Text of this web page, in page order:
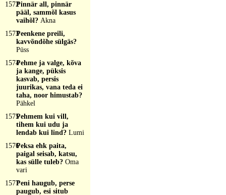
1572Pinnär all, pinnär
pääl, sammõl kasus
vaihõl? Akna
1573Peenkene preili,
kavvõndõhe sülgäs?
Püss
1574Pehme ja valge, kõva
ja kange, püksis
kasvab, persis
juurikas, vana teda ei
taha, noor himustab?
Pähkel
1575Pehmem kui vill,
tihem kui udu ja
lendab kui lind? Lumi
1576Peksa ehk paita,
paigal seisab, katsu,
kas sülle tuleb? Oma
vari
1577Peni haugub, perse
paugub, esi situb